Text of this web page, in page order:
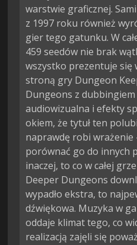
warstwie graficznej.
z 1997 roku również
gier tego gatunku. W
459 seedów nie brak
wszystko prezentuje się
stroną gry Dungeon
Dungeons z dubbingiem
audiowizualna i efekty
okiem, że tytuł ten
naprawdę robi wrażenie
porównać go do innych
inaczej, to co w całej
Deeper Dungeons
wypadło ekstra, to
dźwiękowa. Muzyka w
oddaje klimat tego, co
realizacją zajęli się